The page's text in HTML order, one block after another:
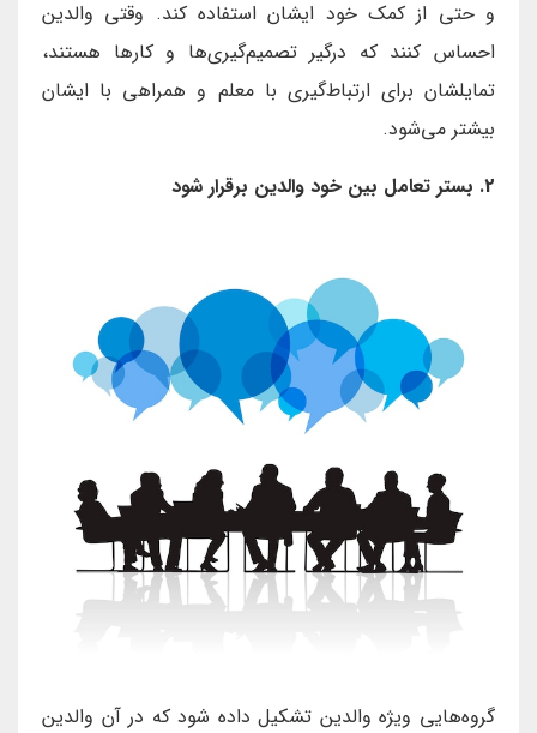
و حتی از کمک خود ایشان استفاده کند. وقتی والدین
احساس کنند که درگیر تصمیم‌گیری‌ها و کارها هستند،
تمایلشان برای ارتباط‌گیری با معلم و همراهی با ایشان
بیشتر می‌شود.
2. بستر تعامل بین خود والدین برقرار شود
گروه‌هایی ویژه والدین تشکیل داده شود که در آن والدین